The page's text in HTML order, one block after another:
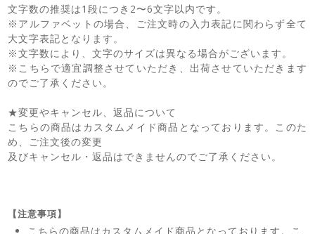
文字数の推奨は1段につき2〜6文字以内です。
※アルファベットの場合、ご注文時の入力表記に関わらず全て
大文字表記となります。
※文字数により、文字のサイズは異なる場合がございます。
※こちらで適宜調整させていただき、出荷させていただきます
のでご了承ください。
★変更やキャンセル、返品について
こちらの商品はカスタムメイド商品となっております。このた
め、ご注文後の変更
及びキャンセル・返品はできませんのでご了承ください。
【注意事項】
こちらの商品はカスタムメイド商品となっております。こ